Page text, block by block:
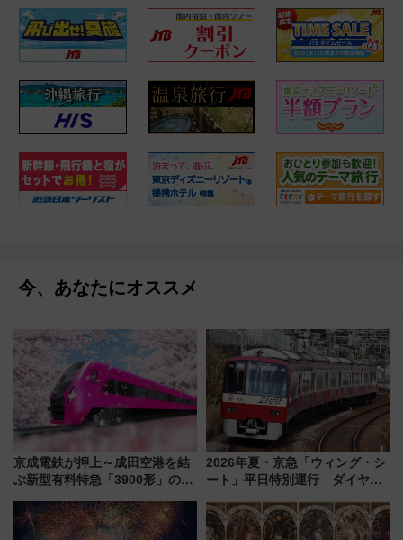
今、あなたにオススメ
京成電鉄が押上～成田空港を結
ぶ新型有料特急「3900形」のコ
募集も実施
2026年夏・京急「ウィング・シ
ート」平日特別運行 ダイヤ・
三浦海岸を堪能できるお出かけ
プランもご紹介